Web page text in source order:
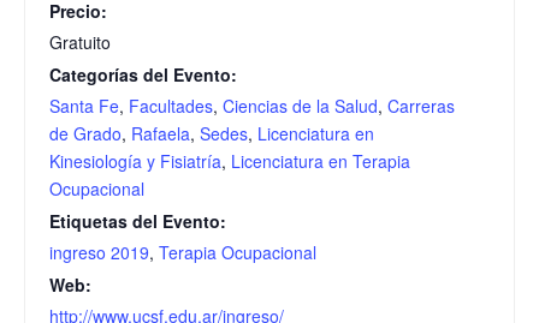
Precio:
Gratuito
Categorías del Evento:
Santa Fe, Facultades, Ciencias de la Salud, Carreras
de Grado, Rafaela, Sedes, Licenciatura en
Kinesiología y Fisiatría, Licenciatura en Terapia
Ocupacional
Etiquetas del Evento:
ingreso 2019, Terapia Ocupacional
Web:
http://www.ucsf.edu.ar/ingreso/